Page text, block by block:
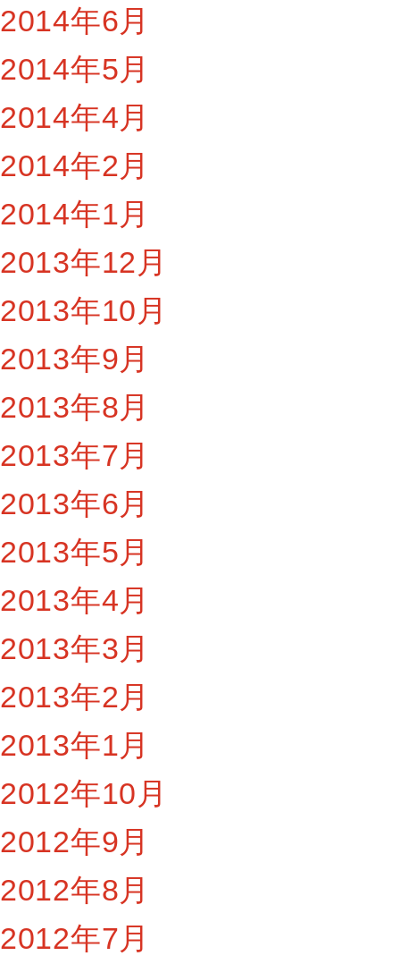
2014年6月
2014年5月
2014年4月
2014年2月
2014年1月
2013年12月
2013年10月
2013年9月
2013年8月
2013年7月
2013年6月
2013年5月
2013年4月
2013年3月
2013年2月
2013年1月
2012年10月
2012年9月
2012年8月
2012年7月